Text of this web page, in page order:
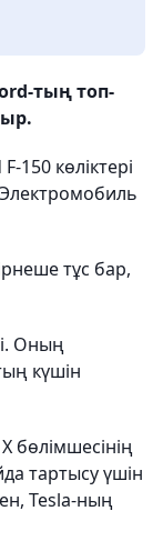
тың топ-
150 көліктері
Электромобиль
тұс бар,
Оның
күшін
бөлімшесінің
тартысу үшін
Tesla-ның